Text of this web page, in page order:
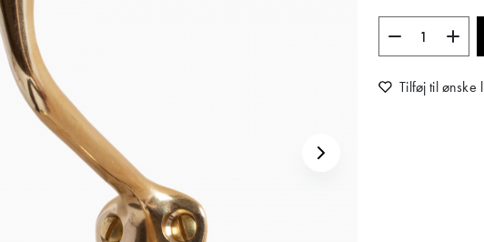
Tilføj til ønske